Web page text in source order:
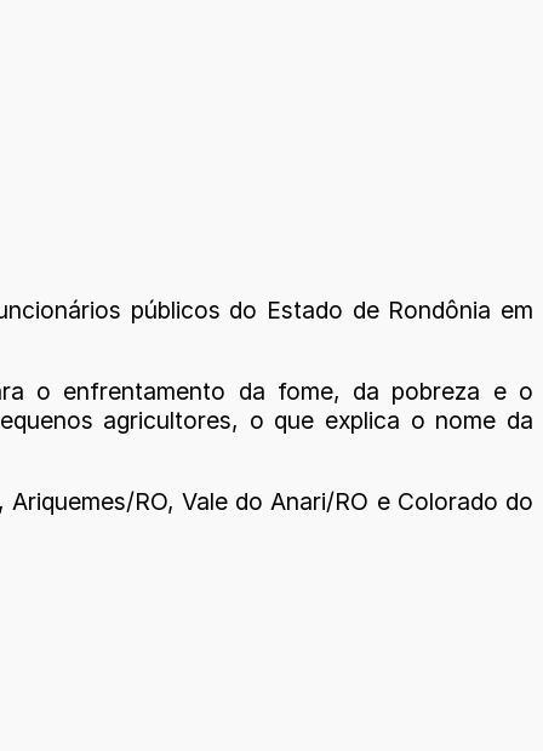
públicos do Estado de Rondônia em
o enfrentamento da fome, da pobreza e o
agricultores, o que explica o nome da
RO, Vale do Anari/RO e Colorado do